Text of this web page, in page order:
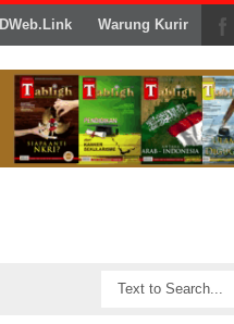
IDWeb.Link Warung Kurir